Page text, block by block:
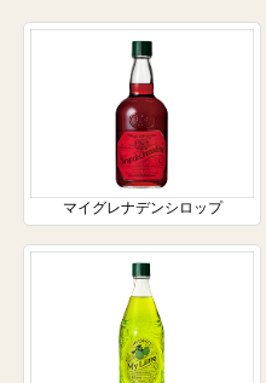
マイグレナデンシロップ